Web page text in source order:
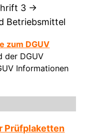
3 →
Betriebsmittel
zum DGUV
der DGUV
Informationen
Prüfplaketten